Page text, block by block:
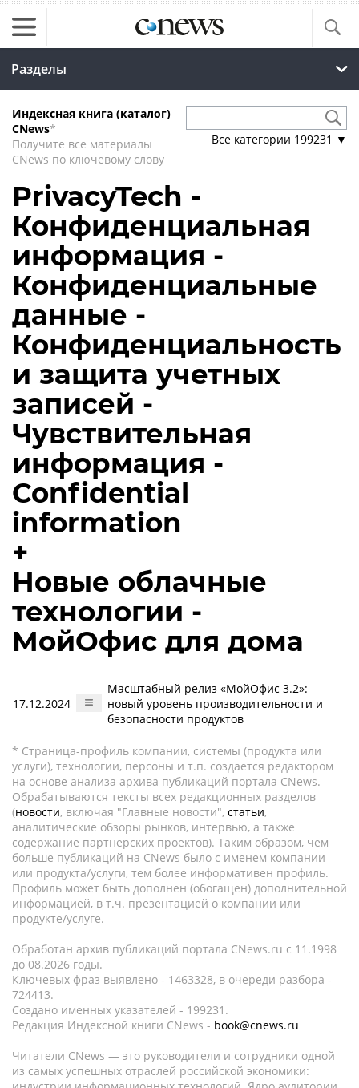
Разделы
Индексная книга (каталог)
CNews*
Получите все материалы
CNews по ключевому слову
Все категории 199231 ▼
PrivacyTech -
Конфиденциальная
информация -
Конфиденциальные
данные -
Конфиденциальность
и защита учетных
записей -
Чувствительная
информация -
Confidential
information
+
Новые облачные
технологии -
МойОфис для дома
17.12.2024
Масштабный релиз «МойОфис 3.2»:
новый уровень производительности и
безопасности продуктов
* Страница-профиль компании, системы (продукта или
услуги), технологии, персоны и т.п. создается редактором
на основе анализа архива публикаций портала CNews.
Обрабатываются тексты всех редакционных разделов
(новости, включая "Главные новости", статьи,
аналитические обзоры рынков, интервью, а также
содержание партнёрских проектов). Таким образом, чем
больше публикаций на CNews было с именем компании
или продукта/услуги, тем более информативен профиль.
Профиль может быть дополнен (обогащен) дополнительной
информацией, в т.ч. презентацией о компании или
продукте/услуге.
Обработан архив публикаций портала CNews.ru c 11.1998
до 08.2026 годы.
Ключевых фраз выявлено - 1463328, в очереди разбора -
724413.
Создано именных указателей - 199231.
Редакция Индексной книги CNews - book@cnews.ru
Читатели CNews — это руководители и сотрудники одной
из самых успешных отраслей российской экономики: